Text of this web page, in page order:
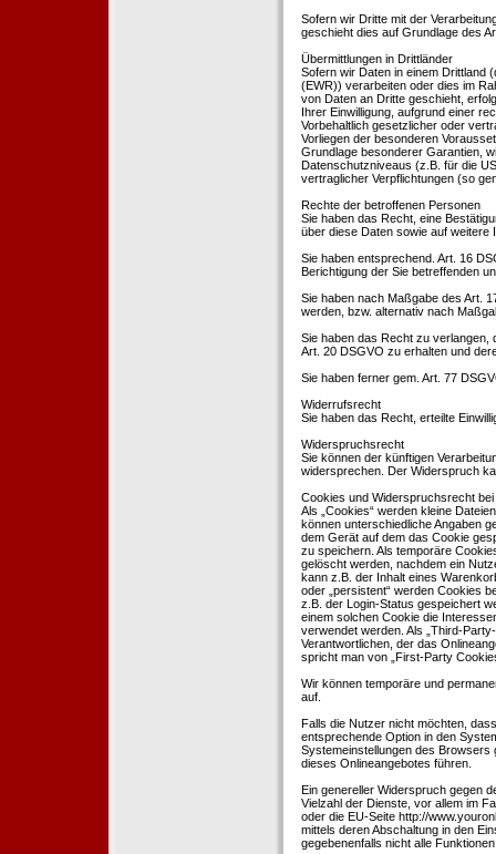
Sofern wir Dritte mit der
geschieht dies auf Grundlage des
Übermittlungen in Drittländer
Sofern wir Daten in einem Drittland
(EWR)) verarbeiten oder dies im
von Daten an Dritte geschieht,
Ihrer Einwilligung, aufgrund einer
Vorbehaltlich gesetzlicher oder
Vorliegen der besonderen
Grundlage besonderer Garantien,
Datenschutzniveaus (z.B. für die
vertraglicher Verpflichtungen (so
Rechte der betroffenen Personen
Sie haben das Recht, eine
über diese Daten sowie auf weitere
Sie haben entsprechend. Art. 16
Berichtigung der Sie betreffenden
Sie haben nach Maßgabe des Art.
werden, bzw. alternativ nach
Sie haben das Recht zu verlangen,
Art. 20 DSGVO zu erhalten und
Sie haben ferner gem. Art. 77
Widerrufsrecht
Sie haben das Recht, erteilte
Widerspruchsrecht
Sie können der künftigen
widersprechen. Der Widerspruch
Cookies und Widerspruchsrecht
Als „Cookies“ werden kleine
können unterschiedliche Angaben
dem Gerät auf dem das Cookie
zu speichern. Als temporäre
gelöscht werden, nachdem ein
kann z.B. der Inhalt eines
oder „persistent“ werden Cookies
z.B. der Login-Status gespeichert
einem solchen Cookie die
verwendet werden. Als „Third-
Verantwortlichen, der das
spricht man von „First-Party
Wir können temporäre und
auf.
Falls die Nutzer nicht möchten,
entsprechende Option in den
Systemeinstellungen des
dieses Onlineangebotes führen.
Ein genereller Widerspruch gegen
Vielzahl der Dienste, vor allem im
oder die EU-Seite http://
mittels deren Abschaltung in den
gegebenenfalls nicht alle